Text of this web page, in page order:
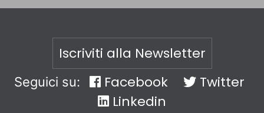
Iscriviti alla Newsletter
Seguici su: Facebook
Twitter
Linkedin